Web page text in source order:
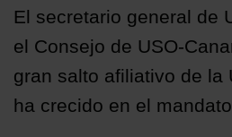
El secretario general de
el Consejo de USO-
gran salto afiliativo de la
ha crecido en el